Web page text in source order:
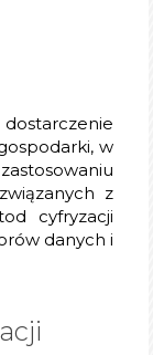
w
z
cyfryzacji
danych i